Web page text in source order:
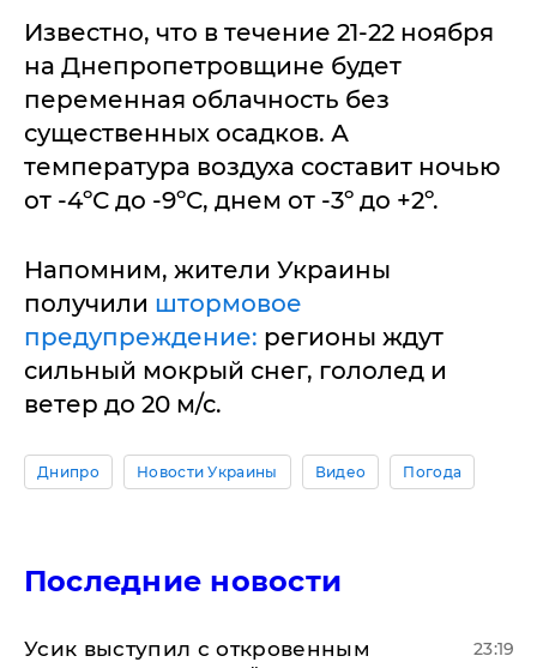
Известно, что в течение 21-22 ноября
на Днепропетровщине будет
переменная облачность без
существенных осадков. А
температура воздуха составит ночью
от -4ºС до -9ºС, днем от -3º до +2º.
Напомним, жители Украины
получили штормовое
предупреждение: регионы ждут
сильный мокрый снег, гололед и
ветер до 20 м/с.
Днипро Новости Украины Видео Погода
Последние новости
Усик выступил с откровенным
23:19